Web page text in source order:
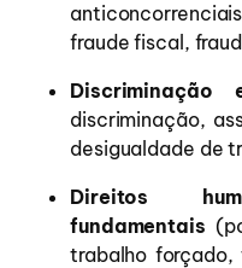
fraude fiscal,
Discriminação
discriminação,
desigualdade de
Direitos
fundamentais
trabalho forçado,